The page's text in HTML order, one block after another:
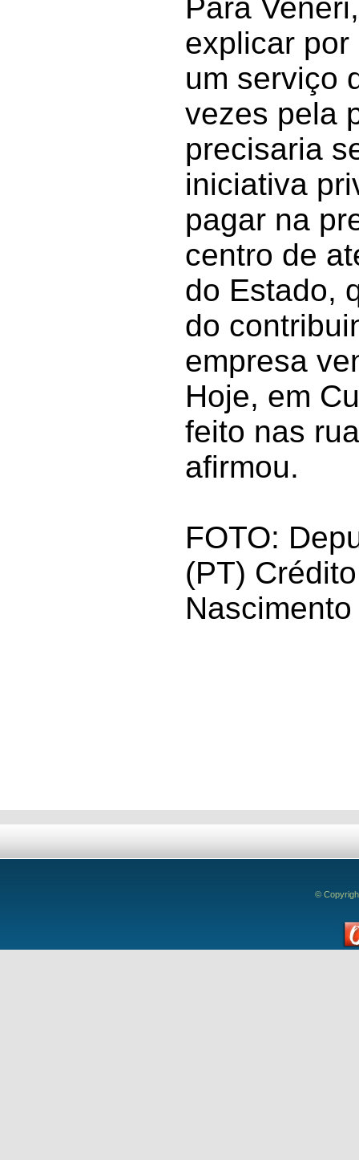
Para
explicar
um serviço
vezes pela
precisaria
iniciativa
pagar na
centro de
do Estado,
do
empresa
Hoje, em
feito nas
afirmou.
FOTO:
(PT)
©